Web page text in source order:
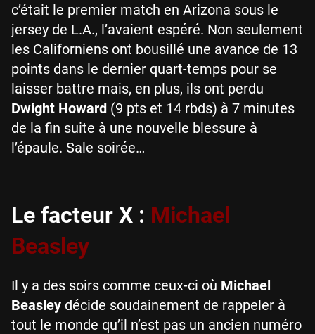
c’était le premier match en Arizona sous le
jersey de L.A., l’avaient espéré. Non seulement
les Californiens ont bousillé une avance de 13
points dans le dernier quart-temps pour se
laisser battre mais, en plus, ils ont perdu
Dwight Howard (9 pts et 14 rbds) à 7 minutes
de la fin suite à une nouvelle blessure à
l’épaule. Sale soirée…
Le facteur X : Michael
Beasley
Il y a des soirs comme ceux-ci où Michael
Beasley décide soudainement de rappeler à
tout le monde qu’il n’est pas un ancien numéro